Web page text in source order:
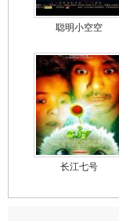
聪明小空空
长江七号